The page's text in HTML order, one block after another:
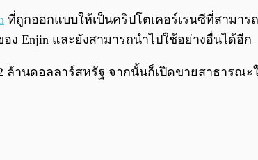
ที่ถูกออกแบบให้เป็นคริปโตเคอร์เรนซีที่สามา
Enjin และยังสามารถนำไปใช้อย่างอื่นได้อีก
ล้านดอลลาร์สหรัฐ จากนั้นก็เปิดขายสาธารณ